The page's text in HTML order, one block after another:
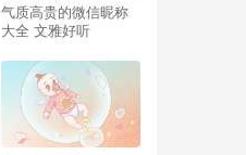
气质高贵的微信昵称
大全 文雅好听